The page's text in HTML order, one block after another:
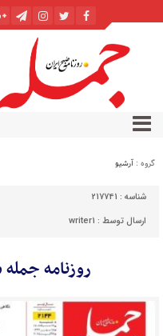
گروه : آرشیو
شناسه : 217741
ارسال توسط : writer1
روزنامه جمله شنبه ۱۸